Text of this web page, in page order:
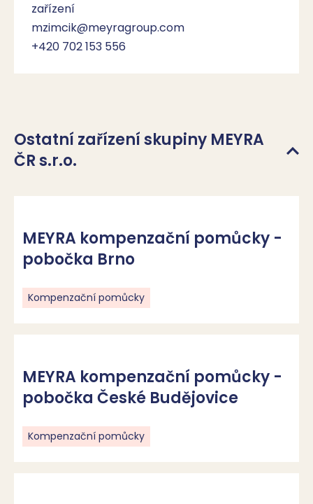
zařízení
mzimcik@meyragroup.com
+420 702 153 556
Ostatní zařízení skupiny MEYRA
ČR s.r.o.
MEYRA kompenzační pomůcky -
pobočka Brno
Kompenzační pomůcky
MEYRA kompenzační pomůcky -
pobočka České Budějovice
Kompenzační pomůcky